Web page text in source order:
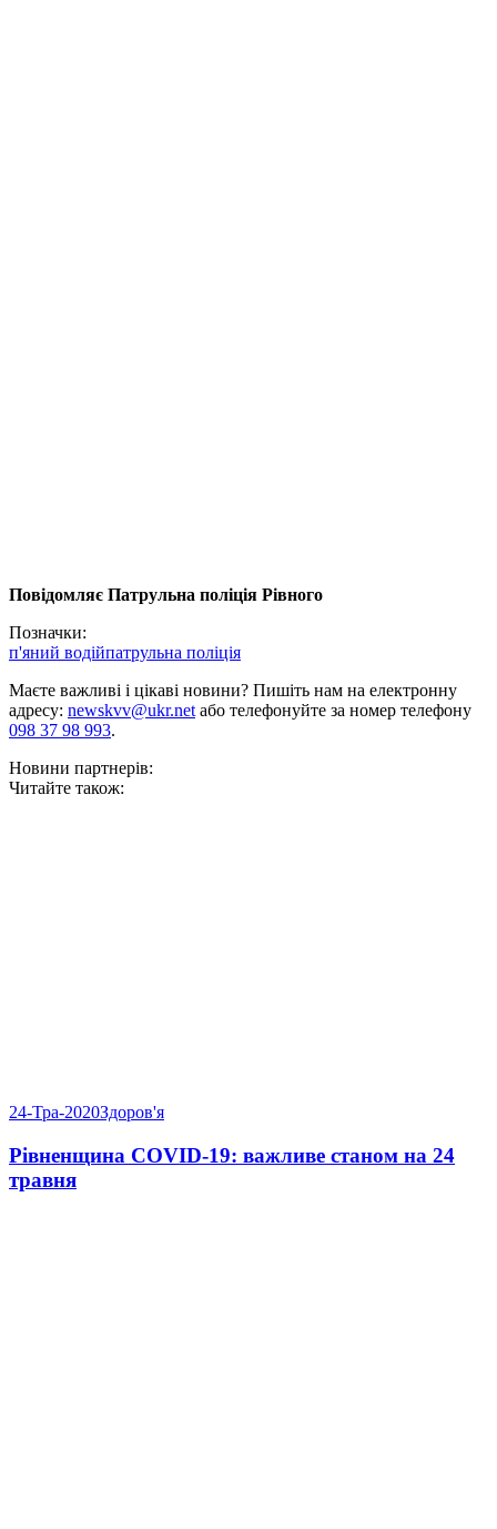
Повідомляє Патрульна поліція Рівного
Позначки:
п'яний водійпатрульна поліція
Маєте важливі і цікаві новини? Пишіть нам на електронну
адресу: newskvv@ukr.netабо телефонуйте за номер телефону
098 37 98 993.
Новини партнерів:
Читайте також:
24-Тра-2020Здоров'я
Рівненщина COVID-19: важливе станом на 24
травня